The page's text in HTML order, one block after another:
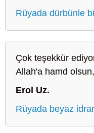
Rüyada dürbünle
Çok teşekkür
Allah'a hamd
Erol Uz.
Rüyada beyaz